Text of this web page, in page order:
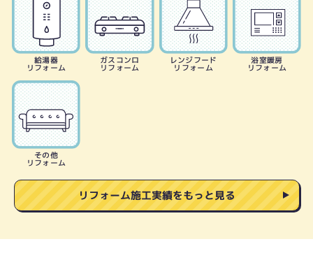
給湯器
リフォーム
ガスコンロ
リフォーム
レンジフード
リフォーム
浴室暖房
リフォーム
その他
リフォーム
リフォーム施工実績をもっと見る